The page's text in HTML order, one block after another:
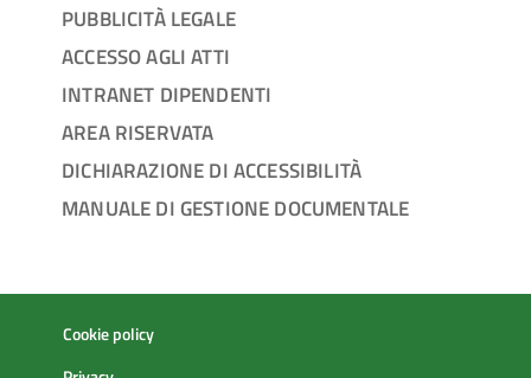
PUBBLICITÀ LEGALE
ACCESSO AGLI ATTI
INTRANET DIPENDENTI
AREA RISERVATA
DICHIARAZIONE DI ACCESSIBILITÀ
MANUALE DI GESTIONE DOCUMENTALE
Cookie policy